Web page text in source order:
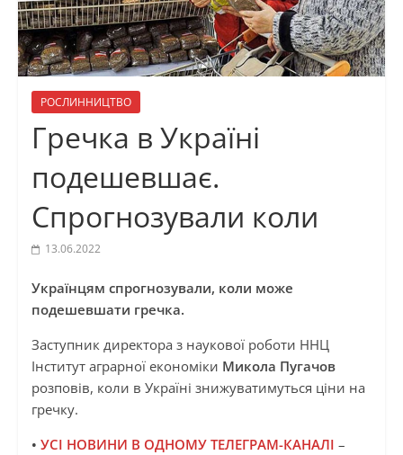
РОСЛИННИЦТВО
Гречка в Україні
подешевшає.
Спрогнозували коли
13.06.2022
Українцям спрогнозували, коли може
подешевшати гречка.
Заступник директора з наукової роботи ННЦ
Інститут аграрної економіки Микола Пугачов
розповів, коли в Україні знижуватимуться ціни на
гречку.
• УСІ НОВИНИ В ОДНОМУ ТЕЛЕГРАМ-КАНАЛІ –